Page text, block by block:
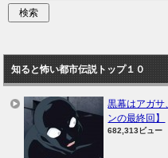
知ると怖い都市伝説トップ１０
黒幕はアガ
ンの最終回】
682,313ビュー